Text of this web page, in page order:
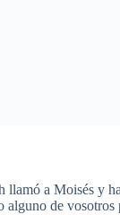
a Moisés y
de